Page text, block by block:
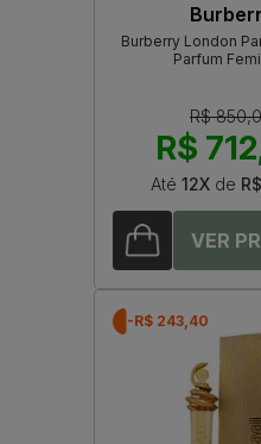
Burberry London
Parfum
R$
R$
Até 12Xde
-R$ 243,40